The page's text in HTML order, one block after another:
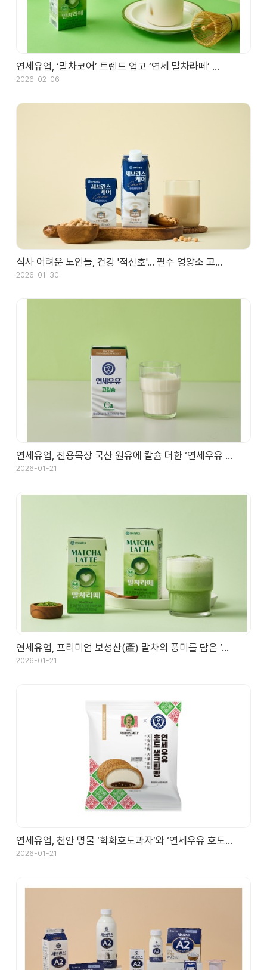
연세유업, ‘말차코어’ 트렌드 업고 ‘연세 말차라떼’ …
2026-02-06
식사 어려운 노인들, 건강 '적신호'… 필수 영양소 고…
2026-01-30
연세유업, 전용목장 국산 원유에 칼슘 더한 ‘연세우유 …
2026-01-21
연세유업, 프리미엄 보성산(產) 말차의 풍미를 담은 ‘…
2026-01-21
연세유업, 천안 명물 ‘학화호도과자’와 ‘연세우유 호도…
2026-01-21